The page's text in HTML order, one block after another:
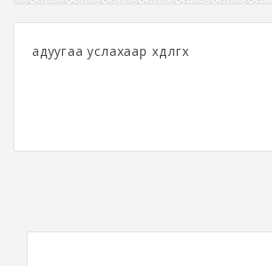
адуугаа услахаар хөдөлгөх